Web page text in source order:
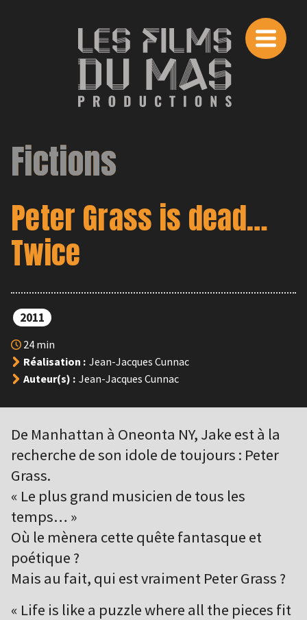
Fictions
Peter Grass is dead…
Twice
2011
24 min
Réalisation : Jean-Jacques Cunnac
Auteur(s) : Jean-Jacques Cunnac
De Manhattan à Oneonta NY, Jake est à la
recherche de son idole de toujours : Peter
Grass.
« Le plus grand musicien de tous les
temps… »
Où le mènera cette quête fantasque et
poétique ?
Mais au fait, qui est vraiment Peter Grass ?
« Life is like a puzzle where all the pieces fit